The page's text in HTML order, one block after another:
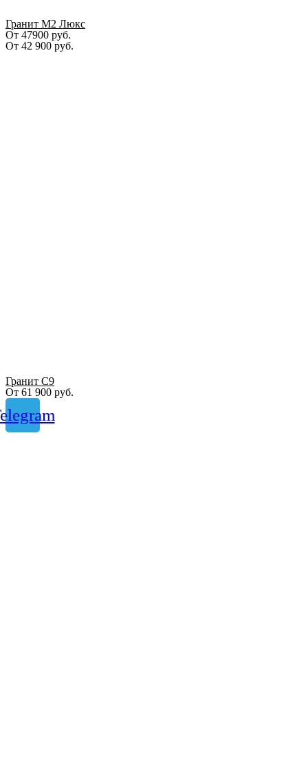
Гранит М2 Люкс
От 47900 руб.
От 42 900 руб.
Гранит С9
От 61 900 руб.